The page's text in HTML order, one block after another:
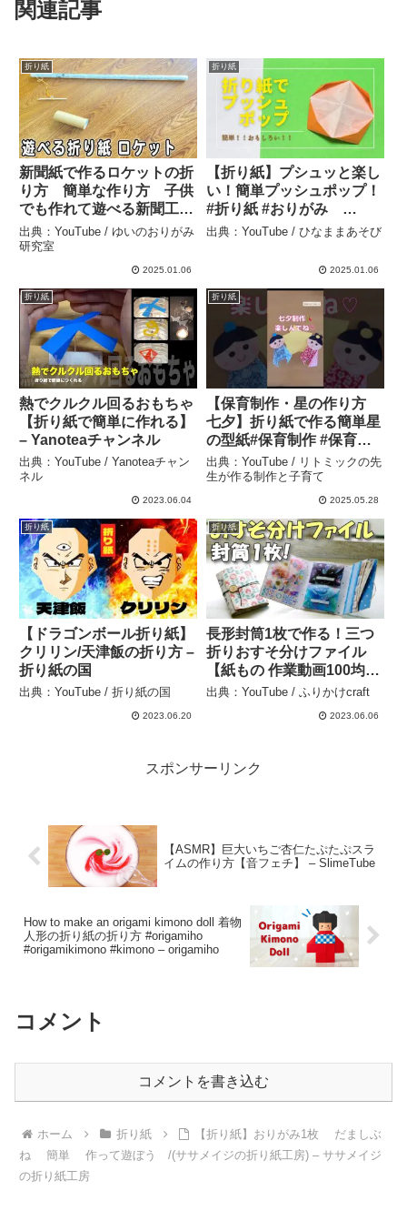
関連記事
折り紙
新聞紙で作るロケットの折
り方 簡単な作り方 子供
でも作れて遊べる新聞工作
– ゆいのおりがみ研究室
出典：YouTube / ゆいのおりがみ
研究室
2025.01.06
折り紙
【折り紙】プシュッと楽し
い！簡単プッシュポップ！
#折り紙 #おりがみ
#origami #papercraft #art
うち時間 – ひなままあそび
出典：YouTube / ひなままあそび
2025.01.06
折り紙
熱でクルクル回るおもちゃ
【折り紙で簡単に作れる】
– Yanoteaチャンネル
出典：YouTube / Yanoteaチャン
ネル
2023.06.04
折り紙
【保育制作・星の作り方
七夕】折り紙で作る簡単星
の型紙#保育制作 #保育士 #
おりがみ #七夕制作 #七夕
– リトミックの先生が作る
出典：YouTube / リトミックの先
生が作る制作と子育て
2025.05.28
折り紙
【ドラゴンボール折り紙】
クリリン/天津飯の折り方 –
折り紙の国
出典：YouTube / 折り紙の国
2023.06.20
折り紙
長形封筒1枚で作る！三つ
折りおすそ分けファイル
【紙もの 作業動画100均
DIY】お財布みたいでかわ
出典：YouTube / ふりかけcraft
2023.06.06
スポンサーリンク
【ASMR】巨大いちご杏仁たぷたぷスラ
イムの作り方【音フェチ】 – SlimeTube
How to make an origami kimono doll 着物
人形の折り紙の折り方 #origamiho
#origamikimono #kimono – origamiho
コメント
コメントを書き込む
ホーム 折り紙
【折り紙】おりがみ1枚 だましぶ
ね 簡単 作って遊ぼう /(ササメイジの折り紙工房) – ササメイジ
の折り紙工房